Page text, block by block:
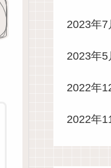
2023年7
2023年5
2022年
2022年